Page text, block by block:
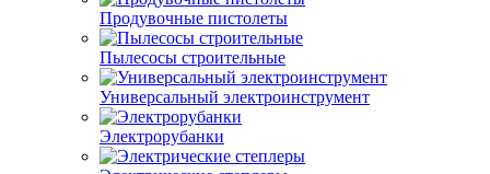
Продувочные пистолеты
Пылесосы строительные
Универсальный электроинструмент
Электрорубанки